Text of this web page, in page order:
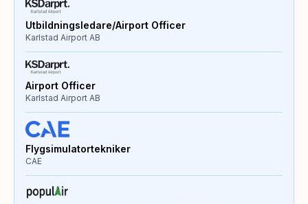
Utbildningsledare/Airport Officer
Karlstad Airport AB
Airport Officer
Karlstad Airport AB
Flygsimulatortekniker
CAE